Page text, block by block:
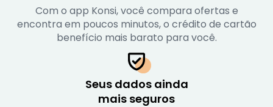
Com o app Konsi, você compara ofertas e
encontra em poucos minutos, o crédito de cartão
benefício mais barato para você.
Seus dados ainda
mais seguros